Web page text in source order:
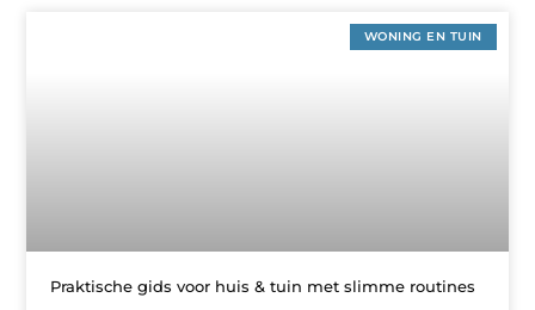
WONING EN TUIN
Praktische gids voor huis & tuin met slimme routines